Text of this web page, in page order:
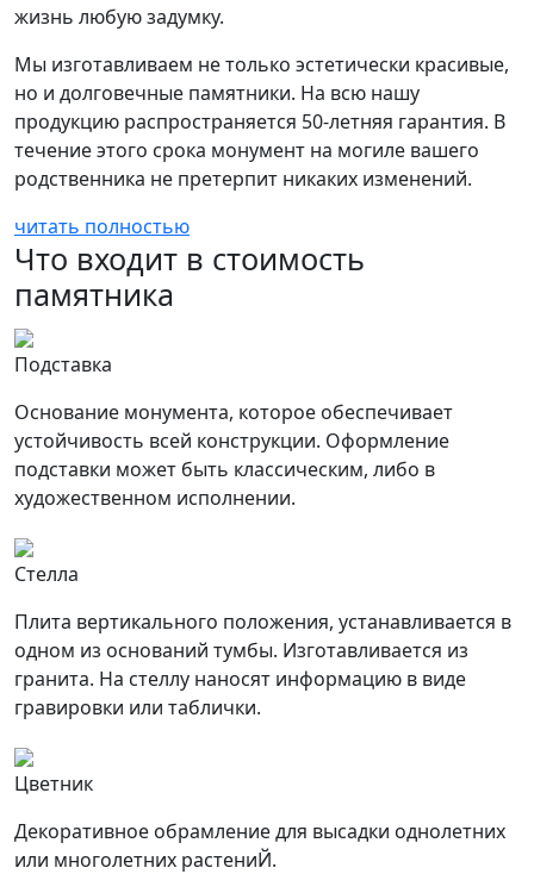
жизнь любую задумку.
Мы изготавливаем не только эстетически красивые,
но и долговечные памятники. На всю нашу
продукцию распространяется 50-летняя гарантия. В
течение этого срока монумент на могиле вашего
родственника не претерпит никаких изменений.
читать полностью
Что входит в стоимость
памятника
Подставка
Основание монумента, которое обеспечивает
устойчивость всей конструкции. Оформление
подставки может быть классическим, либо в
художественном исполнении.
Стелла
Плита вертикального положения, устанавливается в
одном из оснований тумбы. Изготавливается из
гранита. На стеллу наносят информацию в виде
гравировки или таблички.
Цветник
Декоративное обрамление для высадки однолетних
или многолетних растениЙ.